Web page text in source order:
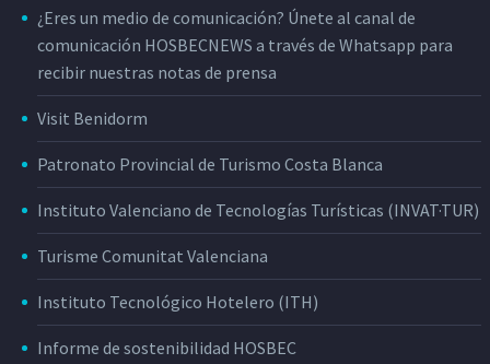
¿Eres un medio de comunicación? Únete al canal de
comunicación HOSBECNEWS a través de Whatsapp para
recibir nuestras notas de prensa
Visit Benidorm
Patronato Provincial de Turismo Costa Blanca
Instituto Valenciano de Tecnologías Turísticas (INVAT·TUR)
Turisme Comunitat Valenciana
Instituto Tecnológico Hotelero (ITH)
Informe de sostenibilidad HOSBEC